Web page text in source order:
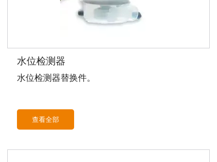
水位检测器
水位检测器替换件。
查看全部